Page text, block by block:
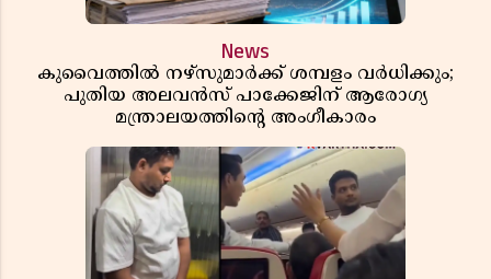
News
കുവൈത്തിൽ നഴ്‌സുമാർക്ക് ശമ്പളം വർധിക്കും;
പുതിയ അലവൻസ് പാക്കേജിന് ആരോഗ്യ
മന്ത്രാലയത്തിൻ്റെ അംഗീകാരം